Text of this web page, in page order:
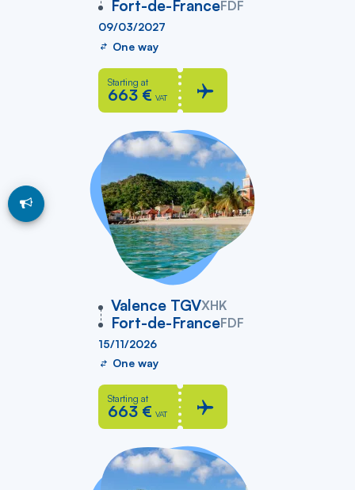
Fort-de-FranceFDF
09/03/2027
One way
Starting at
663 € VAT
Valence TGVXHK
vers
Fort-de-FranceFDF
15/11/2026
One way
Starting at
663 € VAT